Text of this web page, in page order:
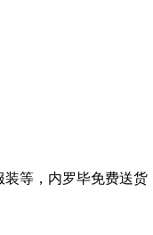
等，内罗毕免费送货